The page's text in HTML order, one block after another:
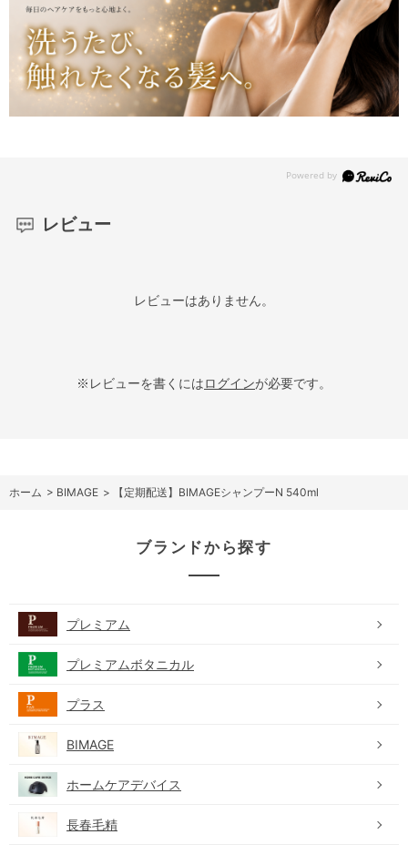
レビュー
レビューはありません。
※レビューを書くにはログインが必要です。
ホーム > BIMAGE > 【定期配送】BIMAGEシャンプーN 540ml
ブランドから探す
プレミアム
プレミアムボタニカル
プラス
BIMAGE
ホームケアデバイス
長春毛精